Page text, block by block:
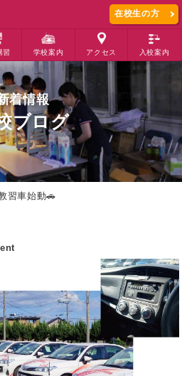
在校生の方
習 学校案内 アクセス 入校案内
着情報
ブログ
習車始動🚗